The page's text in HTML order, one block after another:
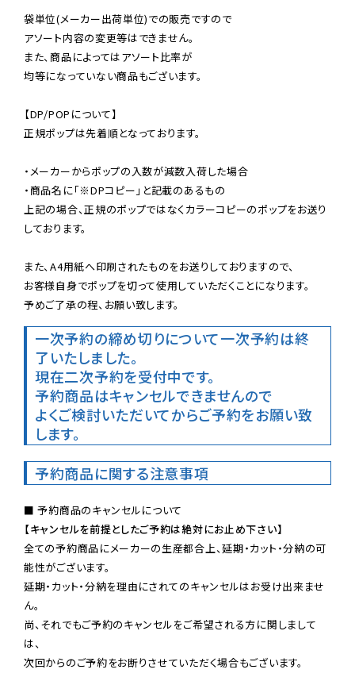
袋単位(メーカー出荷単位)での販売ですので
アソート内容の変更等はできません。
また、商品によってはアソート比率が
均等になっていない商品もございます。
【DP/POPについて】
正規ポップは先着順となっております。
・メーカーからポップの入数が減数入荷した場合
・商品名に「※DPコピー」と記載のあるもの
上記の場合、正規のポップではなくカラーコピーのポップをお送り
しております。
また、A4用紙へ印刷されたものをお送りしておりますので、
お客様自身でポップを切って使用していただくことになります。
予めご了承の程、お願い致します。
一次予約の締め切りについて一次予約は終
了いたしました。
現在二次予約を受付中です。
予約商品はキャンセルできませんので
よくご検討いただいてからご予約をお願い致
します。
予約商品に関する注意事項
【キャンセルを前提としたご予約は絶対にお止め下さい】
全ての予約商品にメーカーの生産都合上、延期・カット・分納の可
能性がございます。
延期・カット・分納を理由にされてのキャンセルはお受け出来ませ
ん。
尚、それでもご予約のキャンセルをご希望される方に関しまして
は、
次回からのご予約をお断りさせていただく場合もございます。